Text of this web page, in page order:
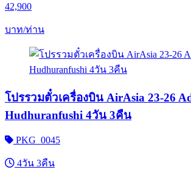
42,900
บาท/ท่าน
โปรรวมตั๋วเครื่องบิน AirAsia 23-26
Hudhuranfushi 4วัน 3คืน
PKG_0045
4วัน 3คืน